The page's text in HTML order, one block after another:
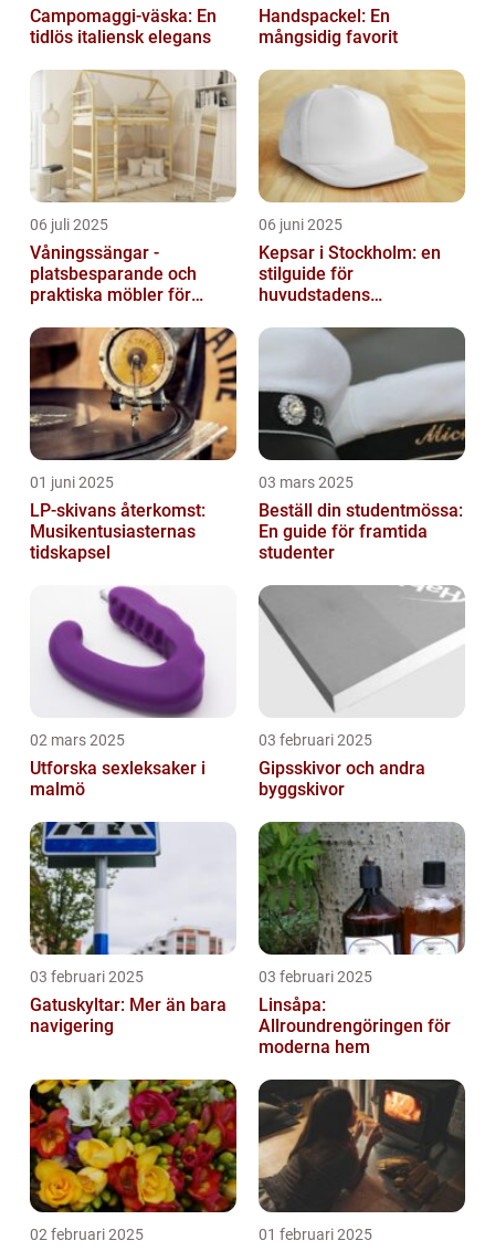
Campomaggi-väska: En
tidlös italiensk elegans
Handspackel: En
mångsidig favorit
06 juli 2025
Våningssängar -
platsbesparande och
praktiska möbler för
06 juni 2025
Kepsar i Stockholm: en
stilguide för
huvudstadens
01 juni 2025
LP-skivans återkomst:
Musikentusiasternas
tidskapsel
03 mars 2025
Beställ din studentmössa:
En guide för framtida
studenter
02 mars 2025
Utforska sexleksaker i
malmö
03 februari 2025
Gipsskivor och andra
byggskivor
03 februari 2025
Gatuskyltar: Mer än bara
navigering
03 februari 2025
Linsåpa:
Allroundrengöringen för
moderna hem
02 februari 2025 01 februari 2025